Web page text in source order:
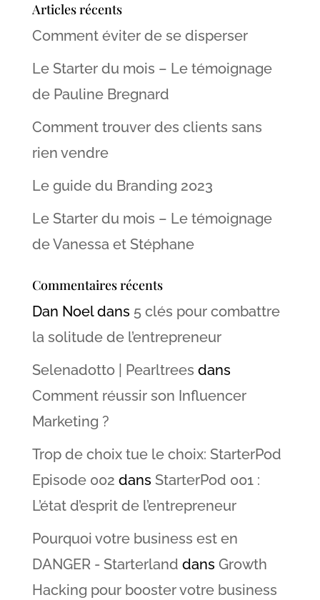
Articles récents
Comment éviter de se disperser
Le Starter du mois – Le témoignage
de Pauline Bregnard
Comment trouver des clients sans
rien vendre
Le guide du Branding 2023
Le Starter du mois – Le témoignage
de Vanessa et Stéphane
Commentaires récents
Dan Noeldans 5 clés pour combattre
la solitude de l’entrepreneur
Selenadotto | Pearltrees dans
Comment réussir son Influencer
Marketing ?
Trop de choix tue le choix: StarterPod
Episode 002 dans StarterPod 001 :
L’état d’esprit de l’entrepreneur
Pourquoi votre business est en
DANGER - Starterland dans Growth
Hacking pour booster votre business